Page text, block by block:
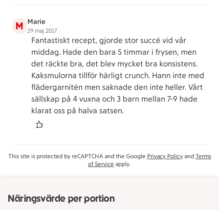
M Marie
29 maj 2017
Fantastiskt recept, gjorde stor succé vid vår
middag. Hade den bara 5 timmar i frysen, men
det räckte bra, det blev mycket bra konsistens.
Kaksmulorna tillför härligt crunch. Hann inte med
flädergarnitén men saknade den inte heller. Vårt
sällskap på 4 vuxna och 3 barn mellan 7-9 hade
klarat oss på halva satsen.
This site is protected by reCAPTCHA and the Google Privacy Policyand Terms
of Service apply.
Näringsvärde per portion